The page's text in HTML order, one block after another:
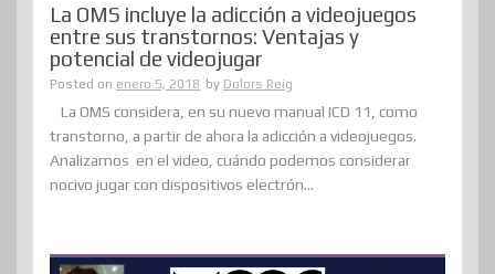
La OMS incluye la adicción a videojuegos
entre sus transtornos: Ventajas y
potencial de videojugar
Posted on enero 5, 2018 by Dolors Reig
La OMS considera, en su nuevo manual ICD 11, como
transtorno, a partir de ahora la adicción a videojuegos.
Analizamos en el video, cuándo podemos considerar
nocivo jugar con dispositivos electrón...